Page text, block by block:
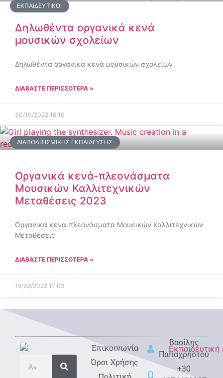
ΕΚΠΑΙΔΕΥΤΙΚΟΊ
Δηλωθέντα οργανικά κενά
μουσικών σχολείων
Δηλωθέντα οργανικά κενά μουσικών σχολείων
ΔΙΑΒΑΣΤΕ ΠΕΡΙΣΣΟΤΕΡΑ »
30/10/2022 16:10
ΔΙΑΠΟΛΙΤΙΣΜΙΚΉΣ ΕΚΠΑΊΔΕΥΣΗΣ
Οργανικά κενά-πλεονάσματα
Μουσικών Καλλιτεχνικών
Μεταθέσεις 2023
Οργανικά κενά-πλεονάσματα Μουσικών Καλλιτεχνικών
Μεταθέσεις
ΔΙΑΒΑΣΤΕ ΠΕΡΙΣΣΟΤΕΡΑ »
19/09/2022 17:03
Eπικοινωνία
Όροι Χρήσης
Βασίλης
Παπαχρήστου
+30